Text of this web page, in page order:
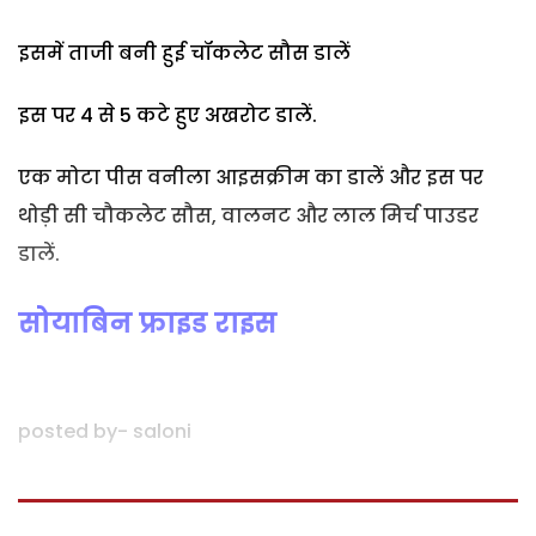
इसमें ताजी बनी हुई चॉकलेट सौस डालें
इस पर 4 से 5 कटे हुए अखरोट डालें.
एक मोटा पीस वनीला आइसक्रीम का डालें और इस पर
थोड़ी सी चौकलेट सौस, वालनट और लाल मिर्च पाउडर
डालें.
सोयाबिन फ्राइड राइस
posted by- saloni